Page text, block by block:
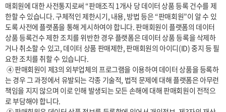
매회원에 대한 사전통지로써 “판매조직 1개사 당 데이터 상품 등록 건수를 제
한할 수 있습니다. 구체적인 제한시기, 내용, 방법 등은 “판매회원”이 알 수 있
도록 사전에 플랫폼을 통해 게시하여야 합니다. 판매회원이 플랫폼의 데이터
상품 등록건수 제한 조치를 위반한 경우 플랫폼은 데이터 상품 등록을 삭제하
거나 취소할 수 있고, 데이터 상품 판매제한, 판매회원의 아이디(ID) 중지 등 필
요한 조치를 취할 수 있습니다.
는 경우 그 과정에서 유발되는 각종 기술적, 법적 문제에 대해 플랫폼은 아무런
책임을 지지 않으며 이로 인해 발생되는 모든 손해에 대해 판매회원이 전적으
로 부담해야 합니다.